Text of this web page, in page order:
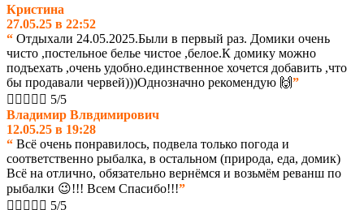
Кристина
27.05.25 в 22:52
“ Отдыхали 24.05.2025.Были в первый раз. Домики очень
чисто ,постельное белье чистое ,белое.К домику можно
подъехать ,очень удобно.единственное хочется добавить ,что
бы продавали червей)))Однозначно рекомендую 🙌”
     5/5
Владимир Влвдимирович
12.05.25 в 19:28
“ Всё очень понравилось, подвела только погода и
соответственно рыбалка, в остальном (природа, еда, домик)
Всё на отлично, обязательно вернёмся и возьмём реванш по
рыбалки 😉!!! Всем Спасибо!!!”
     5/5